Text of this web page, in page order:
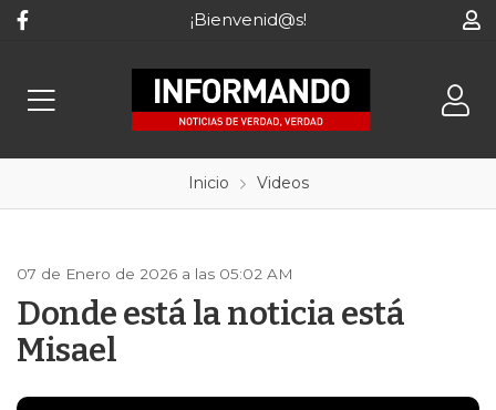
¡Bienvenid@s!
Inicio Videos
07 de Enero de 2026 a las 05:02 AM
Donde está la noticia está
Misael